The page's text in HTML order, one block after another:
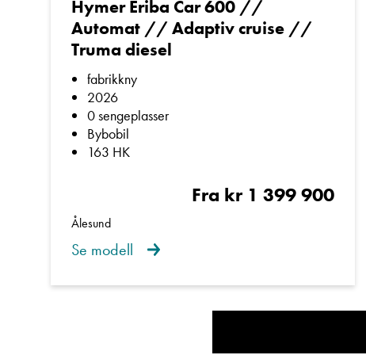
32” LED-TV,
Skinnratt,
reelt hjem
Hymer Eriba Car 600 //
Automat // Adaptiv cruise //
Truma diesel
fabrikkny
2026
0 sengeplasser
Bybobil
163 HK
Fra kr 1 399 900
Ålesund
Se modell